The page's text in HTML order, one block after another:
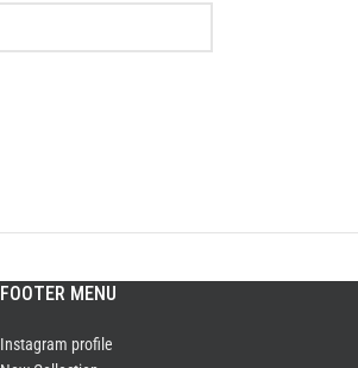
FOOTER MENU
Instagram profile